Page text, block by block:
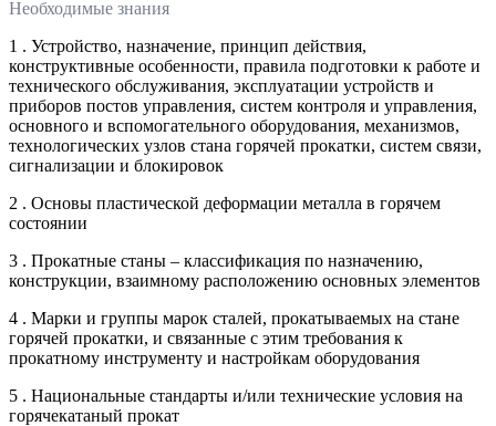
Необходимые знания
1 . Устройство, назначение, принцип действия,
конструктивные особенности, правила подготовки к работе и
технического обслуживания, эксплуатации устройств и
приборов постов управления, систем контроля и управления,
основного и вспомогательного оборудования, механизмов,
технологических узлов стана горячей прокатки, систем связи,
сигнализации и блокировок
2 . Основы пластической деформации металла в горячем
состоянии
3 . Прокатные станы – классификация по назначению,
конструкции, взаимному расположению основных элементов
4 . Марки и группы марок сталей, прокатываемых на стане
горячей прокатки, и связанные с этим требования к
прокатному инструменту и настройкам оборудования
5 . Национальные стандарты и/или технические условия на
горячекатаный прокат